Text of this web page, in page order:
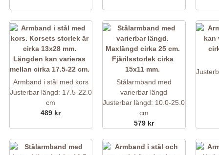
Armband i stål med kors
Justerbar längd: 17.5-22.0
cm
489 kr
Stålarmband med
varierbar längd
Justerbar längd: 10.0-25.0
cm
579 kr